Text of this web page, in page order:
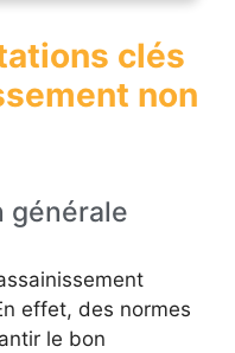
clés
non
générale
effet, des normes
le bon